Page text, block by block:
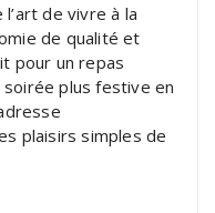
de vivre à la
de qualité et
pour un repas
plus festive en
plaisirs simples de